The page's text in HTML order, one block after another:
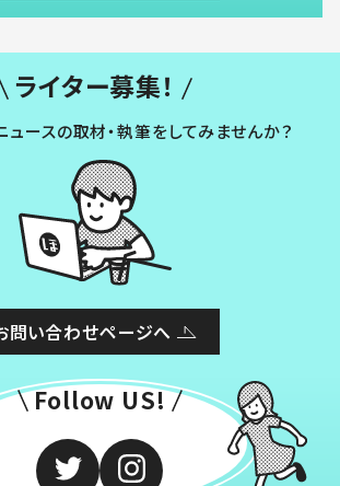
ライター募集！
ュースの取材・執筆をしてみませんか？
問い合わせページへ
Follow US!